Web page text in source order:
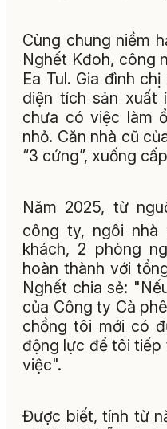
Cùng chung niềm
Nghết Kđoh, công
Ea Tul. Gia đình
diện tích sản xuất
chưa có việc làm
nhỏ. Căn nhà cũ
“3 cứng”, xuống
Năm 2025, từ
công ty, ngôi nhà
khách, 2 phòng
hoàn thành với
Nghết chia sẻ:
của Công ty Cà
chồng tôi mới có
động lực để tôi
việc".
Được biết, tính từ